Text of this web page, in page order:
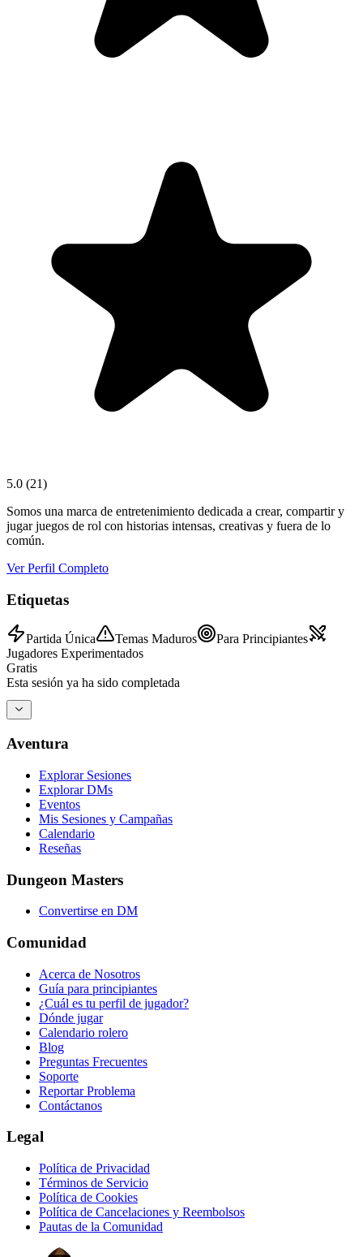
5.0 (21)
Somos una marca de entretenimiento dedicada a crear, compartir y
jugar juegos de rol con historias intensas, creativas y fuera de lo
común.
Ver Perfil Completo
Etiquetas
Partida Única Temas Maduros
Para Principiantes
Jugadores Experimentados
Gratis
Esta sesión ya ha sido completada
Aventura
Explorar Sesiones
Explorar DMs
Eventos
Mis Sesiones y Campañas
Calendario
Reseñas
Dungeon Masters
Convertirse en DM
Comunidad
Acerca de Nosotros
Guía para principiantes
¿Cuál es tu perfil de jugador?
Dónde jugar
Calendario rolero
Blog
Preguntas Frecuentes
Soporte
Reportar Problema
Contáctanos
Legal
Política de Privacidad
Términos de Servicio
Política de Cookies
Política de Cancelaciones y Reembolsos
Pautas de la Comunidad